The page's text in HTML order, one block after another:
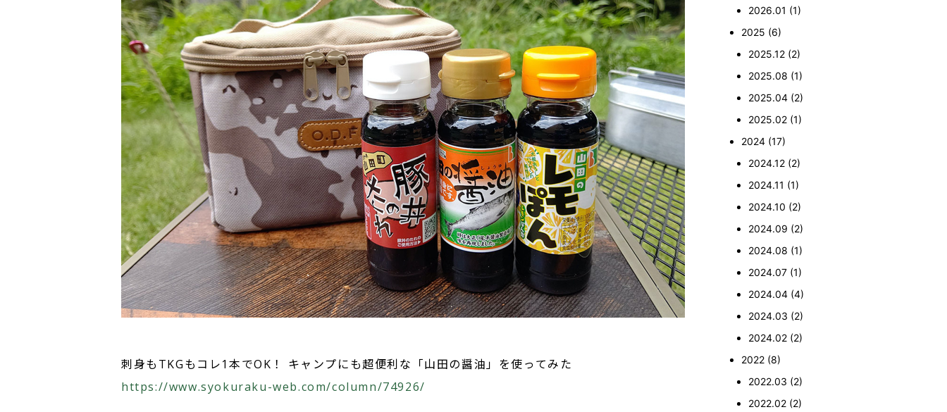
刺身もTKGもコレ1本でOK！ キャンプにも超便利な「山田の醤油」を使ってみた
https://www.syokuraku-web.com/column/74926/
2026.01 (1)
2025 (6)
2025.12 (2)
2025.08 (1)
2025.04 (2)
2025.02 (1)
2024 (17)
2024.12 (2)
2024.11 (1)
2024.10 (2)
2024.09 (2)
2024.08 (1)
2024.07 (1)
2024.04 (4)
2024.03 (2)
2024.02 (2)
2022 (8)
2022.03 (2)
2022.02 (2)